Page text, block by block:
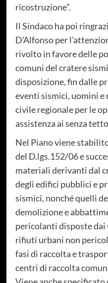
ricostruzione”.
Il Sindaco ha poi
D’Alfonso per
rivolto in favore delle
comuni del cratere
disposizione, fin dalle
eventi sismici, uomini e
civile regionale per le
assistenza ai senza
Nel Piano viene
del D.lgs.152/06 e
materiali derivanti dal
degli edifici pubblici e
sismici, nonché quelli
demolizione e
pericolanti disposte dai
rifiuti urbani non
fasi di raccolta e
centri di raccolta